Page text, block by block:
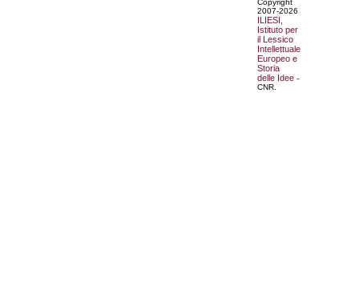
Copyright
2007-2026
ILIESI,
Istituto per
il Lessico
Intellettuale
Europeo e
Storia
delle Idee -
CNR.